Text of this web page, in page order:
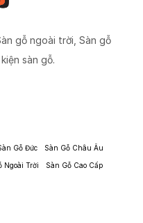
gỗ ngoài trời, Sàn gỗ
sàn gỗ.
Gỗ Đức Sàn Gỗ Châu Âu
Ngoài Trời Sàn Gỗ Cao Cấp